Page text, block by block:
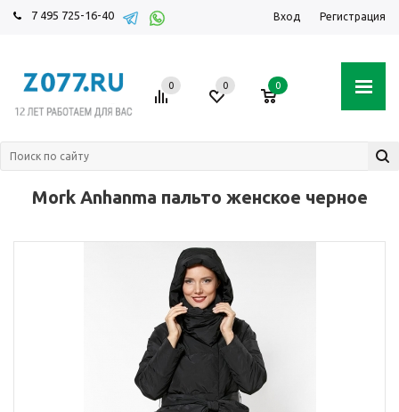
7 495 725-16-40 Вход Регистрация
0 0 0
Mork Anhanma пальто женское черное